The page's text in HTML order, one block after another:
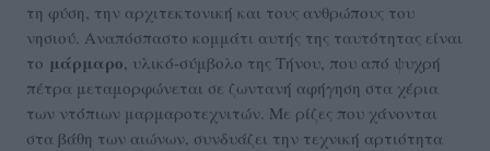
τη φύση, την αρχιτεκτονική και τους ανθρώπους του
νησιού. Αναπόσπαστο κομμάτι αυτής της ταυτότητας είναι
το μάρμαρο, υλικό-σύμβολο της Τήνου, που από ψυχρή
πέτρα μεταμορφώνεται σε ζωντανή αφήγηση στα χέρια
των ντόπιων μαρμαροτεχνιτών. Με ρίζες που χάνονται
στα βάθη των αιώνων, συνδυάζει την τεχνική αρτιότητα